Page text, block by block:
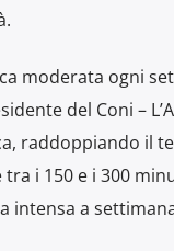
moderata ogni
del Coni –
raddoppiando il
i 150 e i 300
intensa a